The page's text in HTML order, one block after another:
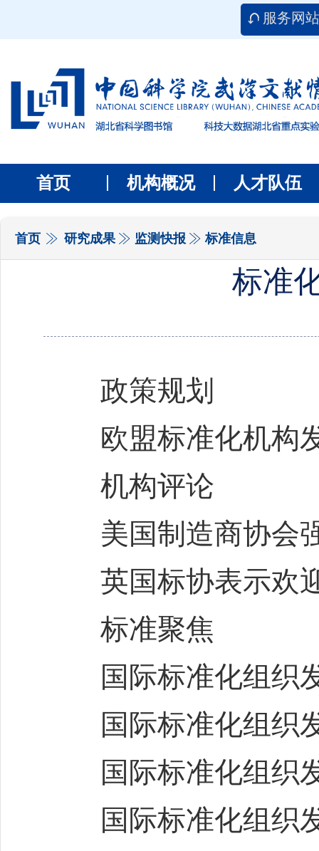
服务网站
首页 机构概况 人才队伍
首页 研究成果 监测快报 标准信息
标准
政策规划
欧盟标准化机构发
机构评论
美国制造商协会强
英国标协表示欢迎
标准聚焦
国际标准化组织发
国际标准化组织发
国际标准化组织发
国际标准化组织发